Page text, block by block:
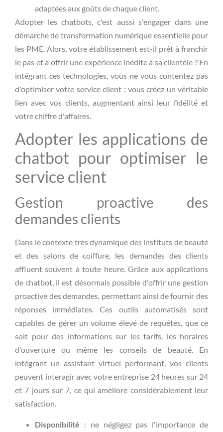
adaptées aux goûts de chaque client.
Adopter les chatbots, c'est aussi s'engager dans une
démarche de transformation numérique essentielle pour
les PME. Alors, votre établissement est-il prêt à franchir
le pas et à offrir une expérience inédite à sa clientèle ? En
intégrant ces technologies, vous ne vous contentez pas
d'optimiser votre service client ; vous créez un véritable
lien avec vos clients, augmentant ainsi leur fidélité et
votre chiffre d'affaires.
Adopter les applications de
chatbot pour optimiser le
service client
Gestion proactive des
demandes clients
Dans le contexte très dynamique des instituts de beauté
et des salons de coiffure, les demandes des clients
affluent souvent à toute heure. Grâce aux applications
de chatbot, il est désormais possible d'offrir une gestion
proactive des demandes, permettant ainsi de fournir des
réponses immédiates. Ces outils automatisés sont
capables de gérer un volume élevé de requêtes, que ce
soit pour des informations sur les tarifs, les horaires
d'ouverture ou même les conseils de beauté. En
intégrant un assistant virtuel performant, vos clients
peuvent interagir avec votre entreprise 24 heures sur 24
et 7 jours sur 7, ce qui améliore considérablement leur
satisfaction.
Disponibilité : ne négligez pas l'importance de